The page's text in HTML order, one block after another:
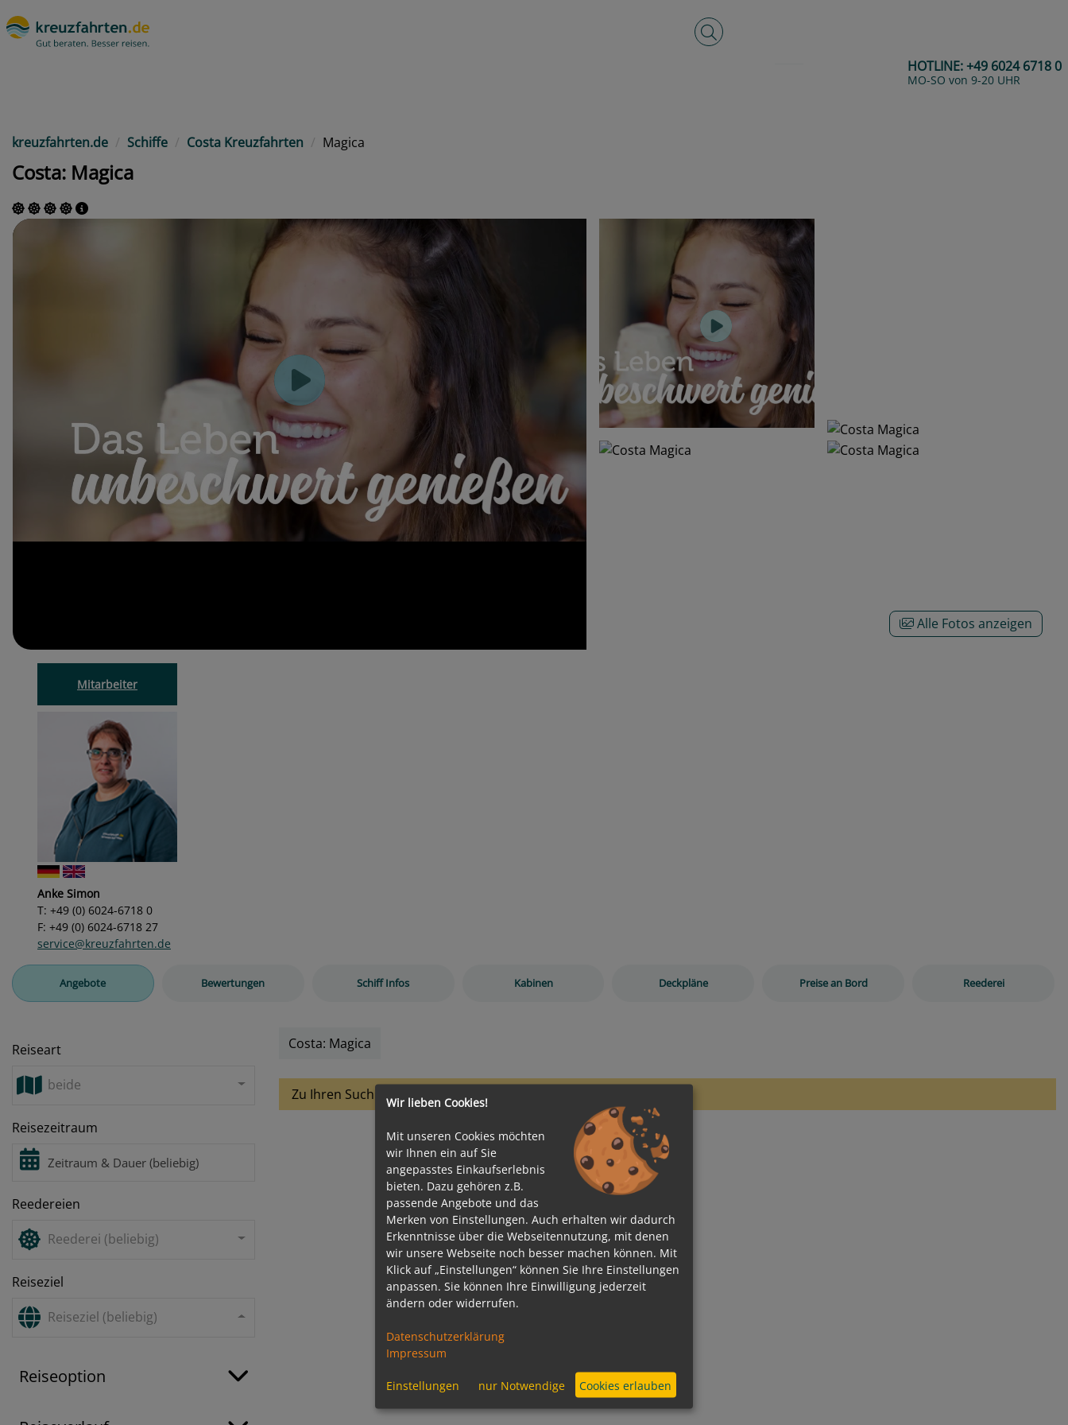
Volltextsuche
HOTLINE:+49 6024 6718 0
MO-SO von 9-20 UHR
kreuzfahrten.de Schiffe Costa Kreuzfahrten Magica
Costa: Magica
Alle Fotos anzeigen
Mitarbeiter
Anke Simon
T: +49 (0) 6024-6718 0
F: +49 (0) 6024-6718 27
service@kreuzfahrten.de
Angebote Bewertungen Schiff Infos Kabinen Deckpläne Preise an Bord Reederei
Reiseart
beide
Reisezeitraum
Reedereien
Reederei (beliebig)
Reiseziel
Reiseziel (beliebig)
Reiseoption
Costa: Magica
Zu Ihren Suchkriterien sind leider keine Termine vorhanden.
Wir lieben Cookies!
Mit unseren Cookies möchten
wir Ihnen ein auf Sie
angepasstes Einkaufserlebnis
bieten. Dazu gehören z.B.
passende Angebote und das
Merken von Einstellungen. Auch erhalten wir dadurch
Erkenntnisse über die Webseitennutzung, mit denen
wir unsere Webseite noch besser machen können. Mit
Klick auf „Einstellungen“ können Sie Ihre Einstellungen
anpassen. Sie können Ihre Einwilligung jederzeit
ändern oder widerrufen.
Datenschutzerklärung
Impressum
Einstellungen nur Notwendige Cookies erlauben